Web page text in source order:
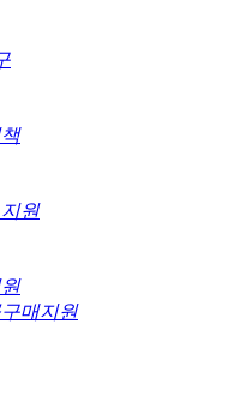
원
매지원